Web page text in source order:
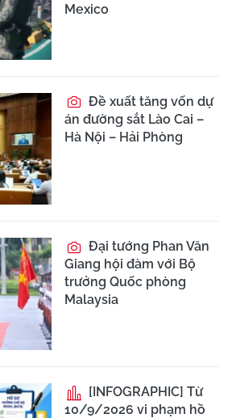
Mexico
Đề xuất tăng vốn dự
án đường sắt Lào Cai –
Hà Nội – Hải Phòng
Đại tướng Phan Văn
Giang hội đàm với Bộ
trưởng Quốc phòng
Malaysia
[INFOGRAPHIC] Từ
10/9/2026 vi phạm hồ